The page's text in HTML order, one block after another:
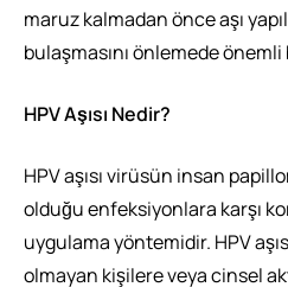
maruz kalmadan önce aşı
bulaşmasını önlemede
HPV Aşısı Nedir?
HPV aşısı virüsün insan
olduğu enfeksiyonlara karşı
uygulama yöntemidir. HPV
olmayan kişilere veya cinsel